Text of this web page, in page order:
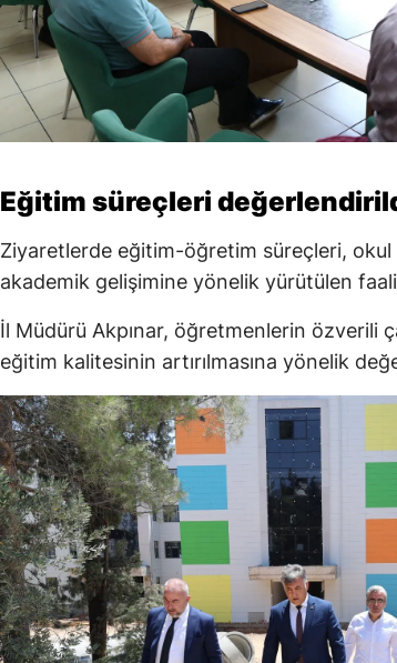
Eğitim süreçleri
Ziyaretlerde eğitim-öğretim süreçleri, okul
akademik gelişimine yönelik yürütülen
İl Müdürü Akpınar, öğretmenlerin özverili
eğitim kalitesinin artırılmasına yönelik